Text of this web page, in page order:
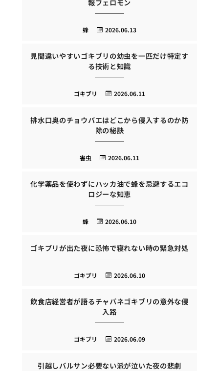
報フェロモン
2026.06.13
蜂
見間違いやすいゴキブリの幼虫を一匹だけ特定す
る技術と知識
2026.06.11
ゴキブリ
排水口奥のチョウバエはどこから侵入するのか防
除の秘訣
2026.06.11
害虫
化学薬品を使わずにハッカ油で蜂を忌避するエコ
ロジーな知恵
2026.06.10
蜂
ゴキブリが出た夜に恐怖で寝れない時の緊急対処
2026.06.10
ゴキブリ
飲食店経営者が語るチャバネゴキブリの意外な侵
入路
2026.06.09
ゴキブリ
引越しバルサン必要ない派が泣いた夜の悲劇